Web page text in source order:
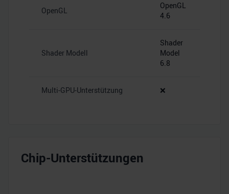
OpenGL
OpenGL
4.6
Shader Modell
Shader
Model
6.8
Multi-GPU-Unterstützung ❌
Chip-Unterstützungen